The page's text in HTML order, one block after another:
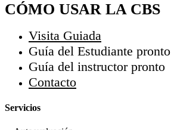
CÓMO USAR LA CBS
Visita Guiada
Guía del Estudiante pronto
Guía del instructor pronto
Contacto
Servicios